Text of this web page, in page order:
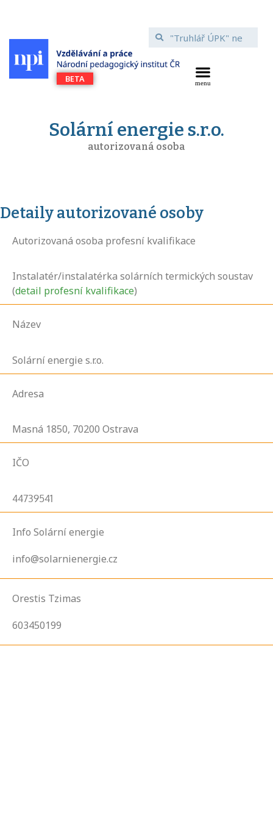
Solární energie s.r.o.
autorizovaná osoba
Detaily autorizované osoby
Autorizovaná osoba profesní kvalifikace
Instalatér/instalatérka solárních termických soustav
(detail profesní kvalifikace)
Název
Solární energie s.r.o.
Adresa
Masná 1850, 70200 Ostrava
IČO
44739541
Info Solární energie
info@solarnienergie.cz
Orestis Tzimas
603450199